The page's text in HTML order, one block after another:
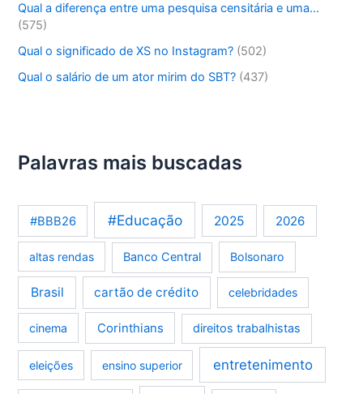
Qual a diferença entre uma pesquisa censitária e uma…
(575)
Qual o significado de XS no Instagram? (502)
Qual o salário de um ator mirim do SBT? (437)
Palavras mais buscadas
#BBB26 #Educação 2025 2026
altas rendas Banco Central Bolsonaro
Brasil cartão de crédito celebridades
cinema Corinthians direitos trabalhistas
eleições ensino superior entretenimento